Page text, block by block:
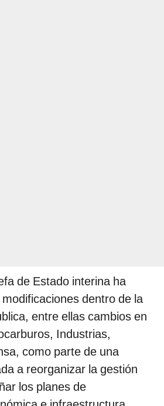
de Estado interina ha
dentro de la
entre ellas cambios en
Industrias,
como parte de una
a reorganizar la gestión
los planes de